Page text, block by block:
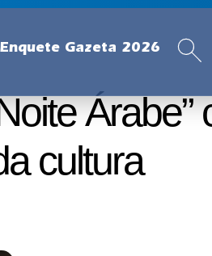
Enquete Gazeta 2026
Árabe”
cultura